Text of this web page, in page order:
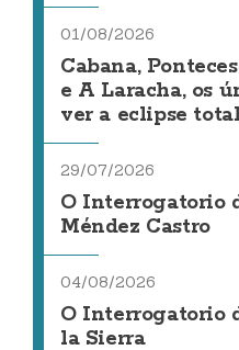
01/08/2026
Cabana,
e A Laracha, os
ver a eclipse
29/07/2026
O Interrogatorio
Méndez Castro
04/08/2026
O Interrogatorio
la Sierra